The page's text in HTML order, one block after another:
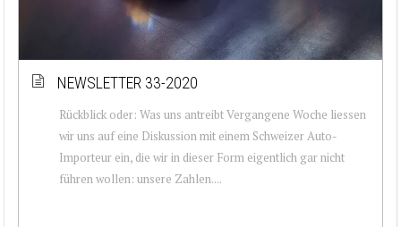
NEWSLETTER 33-2020
Rückblick oder: Was uns antreibt Vergangene Woche liessen
wir uns auf eine Diskussion mit einem Schweizer Auto-
Importeur ein, die wir in dieser Form eigentlich gar nicht
führen wollen: unsere Zahlen....